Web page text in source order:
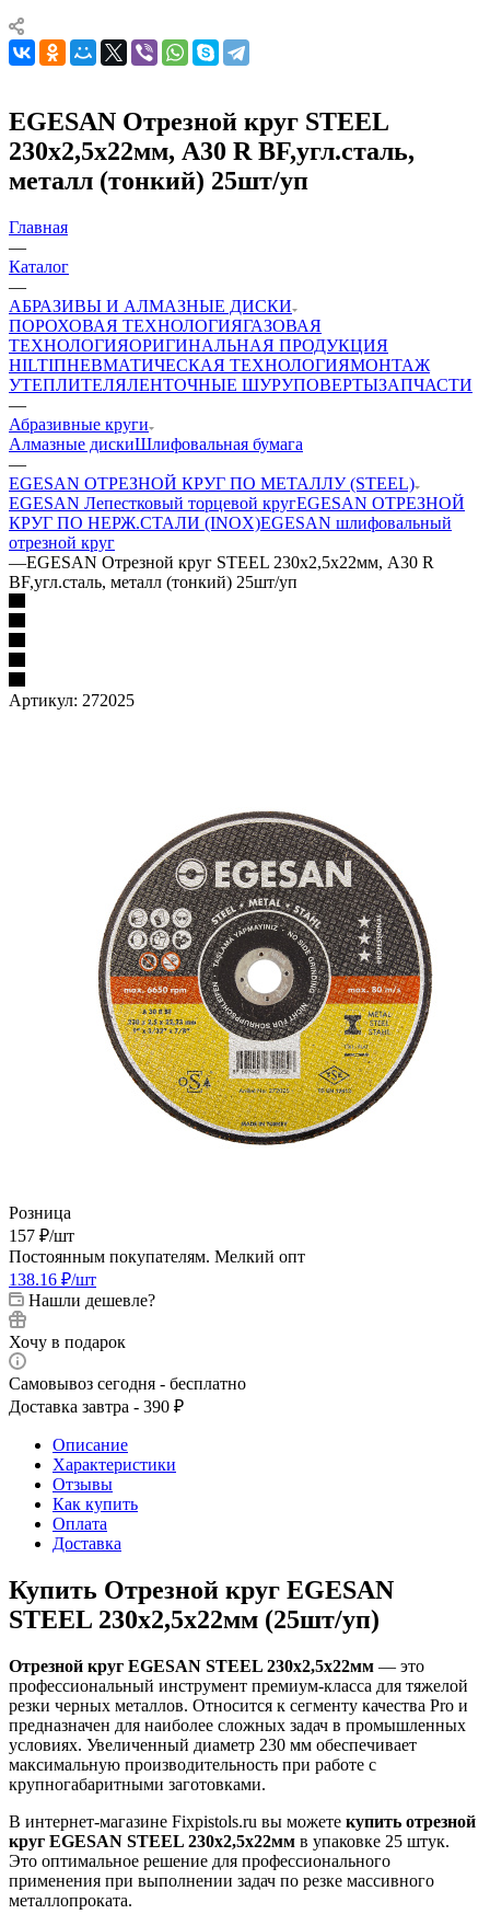
EGESAN Отрезной круг STEEL
230x2,5x22мм, А30 R BF,угл.сталь,
металл (тонкий) 25шт/уп
Главная
—
Каталог
—
АБРАЗИВЫ И АЛМАЗНЫЕ ДИСКИ
ПОРОХОВАЯ ТЕХНОЛОГИЯГАЗОВАЯ
ТЕХНОЛОГИЯОРИГИНАЛЬНАЯ ПРОДУКЦИЯ
HILTIПНЕВМАТИЧЕСКАЯ ТЕХНОЛОГИЯМОНТАЖ
УТЕПЛИТЕЛЯЛЕНТОЧНЫЕ ШУРУПОВЕРТЫЗАПЧАСТИ
—
Абразивные круги
Алмазные дискиШлифовальная бумага
—
EGESAN ОТРЕЗНОЙ КРУГ ПО МЕТАЛЛУ (STEEL)
EGESAN Лепестковый торцевой кругEGESAN ОТРЕЗНОЙ
КРУГ ПО НЕРЖ.СТАЛИ (INOX)EGESAN шлифовальный
отрезной круг
—EGESAN Отрезной круг STEEL 230x2,5x22мм, А30 R
BF,угл.сталь, металл (тонкий) 25шт/уп
Артикул: 272025
Розница
157 ₽/шт
Постоянным покупателям. Мелкий опт
138.16 ₽/шт
Нашли дешевле?
Хочу в подарок
Самовывоз сегодня - бесплатно
Доставка завтра - 390 ₽
Описание
Характеристики
Отзывы
Как купить
Оплата
Доставка
Купить Отрезной круг EGESAN
STEEL 230x2,5x22мм (25шт/уп)
Отрезной круг EGESAN STEEL 230x2,5x22мм — это
профессиональный инструмент премиум-класса для тяжелой
резки черных металлов. Относится к сегменту качества Pro и
предназначен для наиболее сложных задач в промышленных
условиях. Увеличенный диаметр 230 мм обеспечивает
максимальную производительность при работе с
крупногабаритными заготовками.
В интернет-магазине Fixpistols.ru вы можете купить отрезной
круг EGESAN STEEL 230x2,5x22мм в упаковке 25 штук.
Это оптимальное решение для профессионального
применения при выполнении задач по резке массивного
металлопроката.